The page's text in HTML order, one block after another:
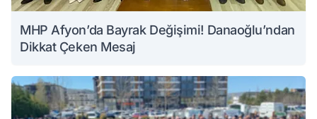
MHP Afyon’da Bayrak Değişimi! Danaoğlu’ndan
Dikkat Çeken Mesaj